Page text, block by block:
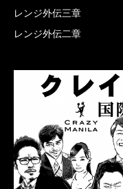
レンジ外伝三章
レンジ外伝二章